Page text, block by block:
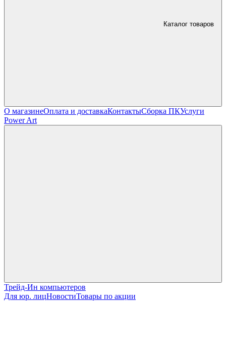
Каталог товаров
О магазинеОплата и доставкаКонтактыСборка ПКУслуги
Power Art
Трейд-Ин компьютеров
Для юр. лицНовостиТовары по акции